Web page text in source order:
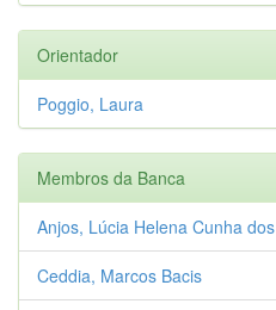
Orientador
Poggio, Laura
Membros da Banca
Anjos, Lúcia Helena Cunha dos
Ceddia, Marcos Bacis